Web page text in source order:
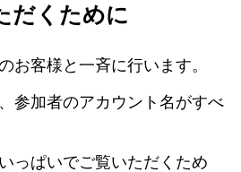
だくために
お客様と一斉に行います。
参加者のアカウント名がすべ
っぱいでご覧いただくため